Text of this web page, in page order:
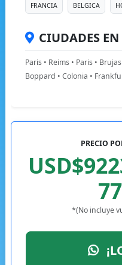
FRANCIA BELGICA
CIUDADES
Paris • Reims • Paris •
Boppard • Colonia •
PRECIO
*(No incluye